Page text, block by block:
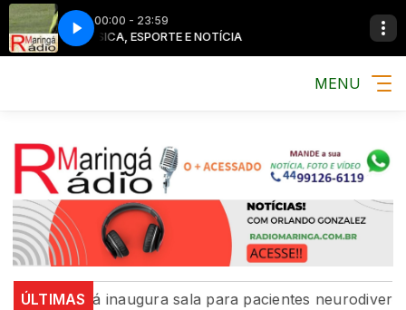
00:00 - 23:59
MÚSICA, ESPORTE E NOTÍCIA
MENU
ÚLTIMASinaugura sala para pacientes neurodivergentes